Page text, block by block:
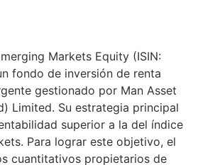
Markets Equity (ISIN:
fondo de inversión de renta
gestionado por Man Asset
Limited. Su estrategia principal
superior a la del índice
Para lograr este objetivo, el
cuantitativos propietarios de